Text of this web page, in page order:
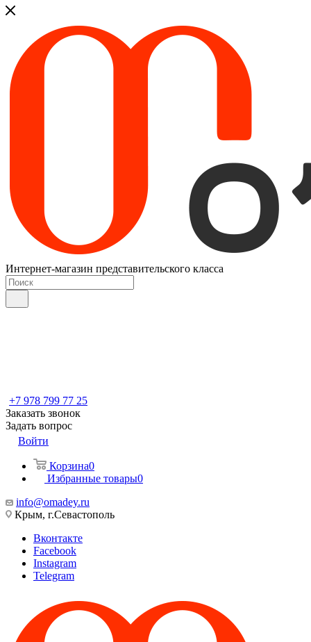
Интернет-магазин представительского класса
+7 978 799 77 25
Заказать звонок
Задать вопрос
Войти
Корзина0
Избранные товары0
info@omadey.ru
Крым, г.Севастополь
Вконтакте
Facebook
Instagram
Telegram